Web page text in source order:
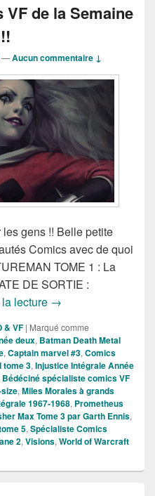
de la Semaine
—Aucun commentaire ↓
gens !! Belle petite
Comics avec de quoi
TOME 1 : La
DE SORTIE :
lecture Sorties des Comics
→
& VF | Marqué comme
deux, Batman Death Metal
, Captain marvel #3, Comics
tome 3, Injustice Intégrale Année
spécialiste comics VF
, Miles Morales à grands
1967-1968, Prometheus
Max Tome 3 par Garth Ennis,
5, Spécialiste Comics
2, Visions, World of Warcraft